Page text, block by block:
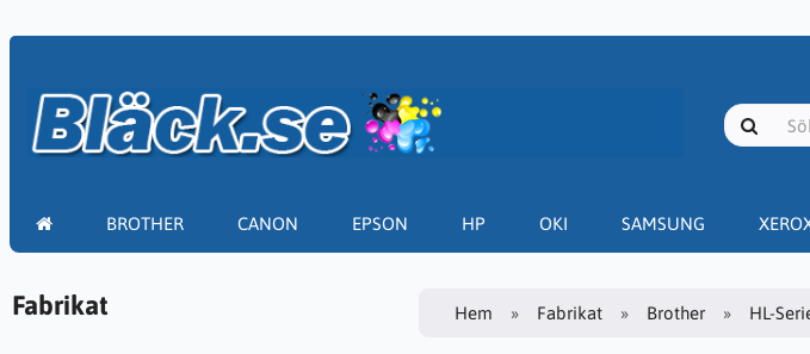
BROTHER CANON EPSON HP OKI SAMSUNG
Fabrikat Hem Fabrikat Brother HL-